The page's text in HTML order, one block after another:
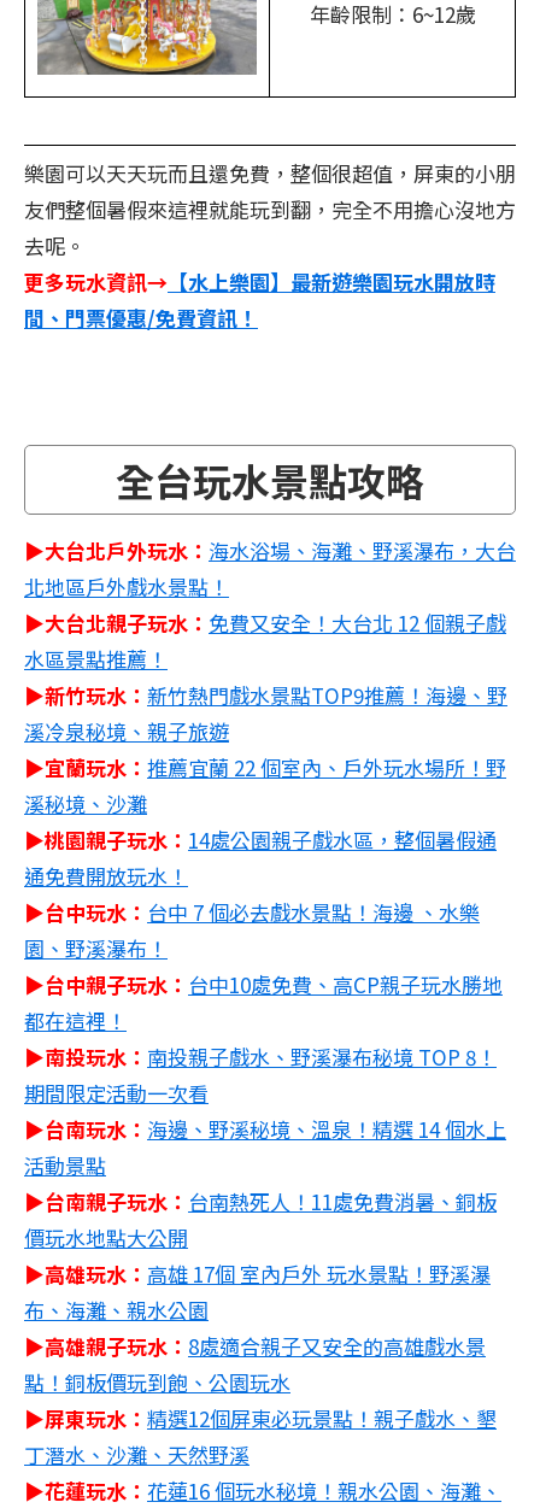
年齡限制：6~12歲
樂園可以天天玩而且還免費，整個很超值，屏東的小朋
友們整個暑假來這裡就能玩到翻，完全不用擔心沒地方
去呢。
更多玩水資訊→ 【水上樂園】最新遊樂園玩水開放時
間、門票優惠/免費資訊！
全台玩水景點攻略
▶大台北戶外玩水： 海水浴場、海灘、野溪瀑布，大台
北地區戶外戲水景點！
▶大台北親子玩水： 免費又安全！大台北 12 個親子戲
水區景點推薦！
▶新竹玩水： 新竹熱門戲水景點TOP9推薦！海邊、野
溪冷泉秘境、親子旅遊
▶宜蘭玩水： 推薦宜蘭 22 個室內、戶外玩水場所！野
溪秘境、沙灘
▶桃園親子玩水： 14處公園親子戲水區，整個暑假通
通免費開放玩水！
▶台中玩水： 台中 7 個必去戲水景點！海邊 、水樂
園、野溪瀑布！
▶台中親子玩水： 台中10處免費、高CP親子玩水勝地
都在這裡！
▶南投玩水： 南投親子戲水、野溪瀑布秘境 TOP 8！
期間限定活動一次看
▶台南玩水： 海邊、野溪秘境、溫泉！精選 14 個水上
活動景點
▶台南親子玩水： 台南熱死人！11處免費消暑、銅板
價玩水地點大公開
▶高雄玩水： 高雄 17個 室內戶外 玩水景點！野溪瀑
布、海灘、親水公園
▶高雄親子玩水： 8處適合親子又安全的高雄戲水景
點！銅板價玩到飽、公園玩水
▶屏東玩水： 精選12個屏東必玩景點！親子戲水、墾
丁潛水、沙灘、天然野溪
▶花蓮玩水： 花蓮16 個玩水秘境！親水公園、海灘、